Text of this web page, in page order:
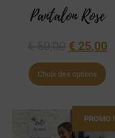
Pantalon Rose
€ 25,00
Choix des options
PROMO !